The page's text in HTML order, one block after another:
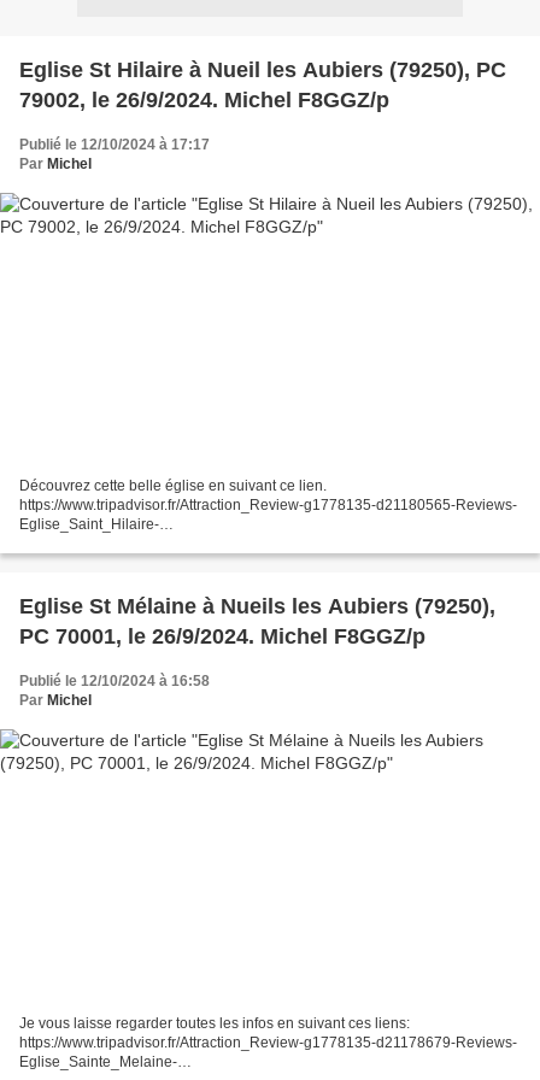
Eglise St Hilaire à Nueil les Aubiers (79250), PC
79002, le 26/9/2024. Michel F8GGZ/p
Publié le 12/10/2024 à 17:17
Par Michel
Découvrez cette belle église en suivant ce lien.
https://www.tripadvisor.fr/Attraction_Review-g1778135-d21180565-Reviews-
Eglise_Saint_Hilaire-
Eglise St Mélaine à Nueils les Aubiers (79250),
PC 70001, le 26/9/2024. Michel F8GGZ/p
Publié le 12/10/2024 à 16:58
Par Michel
Je vous laisse regarder toutes les infos en suivant ces liens:
https://www.tripadvisor.fr/Attraction_Review-g1778135-d21178679-Reviews-
Eglise_Sainte_Melaine-